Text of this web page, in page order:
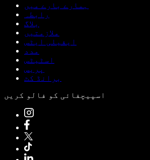
ہمارے بارے میں
رابطہ
بلاگ
ملازمتیں
ایفیلی ایٹس
مدد
اسٹیٹس
پریس
برانڈ کٹ
اسپیچفائی کو فالو کریں